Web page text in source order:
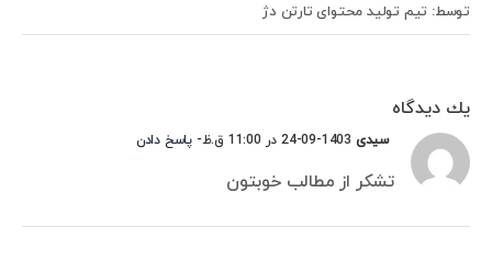
توسط: تیم تولید محتوای تارتن دژ
يك ديدگاه
سیدی - پاسخ دادن
تشکر از مطالب خوبتون